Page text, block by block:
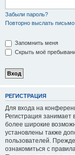
Забыли пароль?
Повторно выслать письмо
Запомнить меня
Скрыть моё
РЕГИСТРАЦИЯ
Для входа на
Регистрация занимает
более широкие
установлены также
пользователей.
ознакомиться с